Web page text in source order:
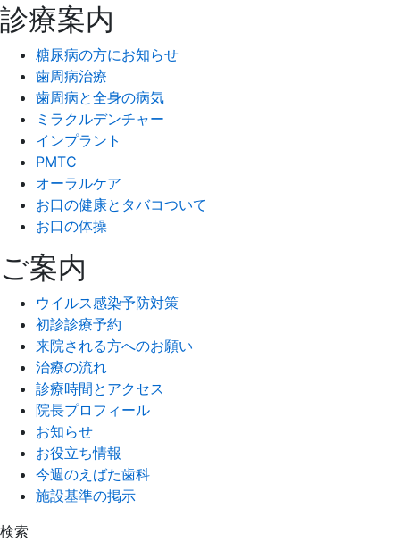
診療案内
糖尿病の方にお知らせ
歯周病治療
歯周病と全身の病気
ミラクルデンチャー
インプラント
PMTC
オーラルケア
お口の健康とタバコついて
お口の体操
ご案内
ウイルス感染予防対策
初診診療予約
来院される方へのお願い
治療の流れ
診療時間とアクセス
院長プロフィール
お知らせ
お役立ち情報
今週のえばた歯科
施設基準の掲示
検索